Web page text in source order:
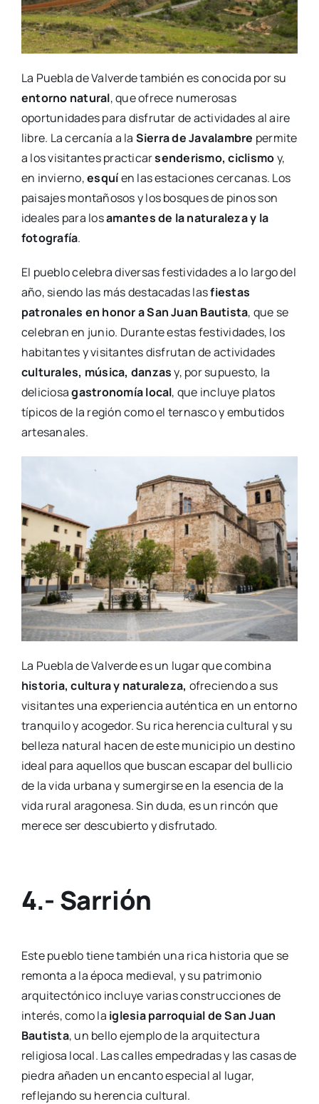
La Puebla de Valverde también es conocida por su
entorno natural, que ofrece numerosas
oportunidades para disfrutar de actividades al aire
libre. La cercanía a la Sierra de Javalambre permite
a los visitantes practicarsenderismo, ciclismoy,
en invierno,esquíen las estaciones cercanas. Los
paisajes montañosos y los bosques de pinos son
ideales para losamantes de la naturaleza y la
fotografía.
El pueblo celebra diversas festividades a lo largo del
año, siendo las más destacadas lasfiestas
patronales en honor a San Juan Bautista, que se
celebran en junio. Durante estas festividades, los
habitantes y visitantes disfrutan de actividades
culturales, música, danzasy, por supuesto, la
deliciosagastronomía local, que incluye platos
típicos de la región como el ternasco y embutidos
artesanales.
La Puebla de Valverde es un lugar que combina
historia, cultura y naturaleza, ofreciendo a sus
visitantes una experiencia auténtica en un entorno
tranquilo y acogedor. Su rica herencia cultural y su
belleza natural hacen de este municipio un destino
ideal para aquellos que buscan escapar del bullicio
de la vida urbana y sumergirse en la esencia de la
vida rural aragonesa. Sin duda, es un rincón que
merece ser descubierto y disfrutado.
4.- Sarrión
Este pueblo tiene también una rica historia que se
remonta a la época medieval, y su patrimonio
arquitectónico incluye varias construcciones de
interés, como la iglesia parroquial de San Juan
Bautista, un bello ejemplo de la arquitectura
religiosa local. Las calles empedradas y las casas de
piedra añaden un encanto especial al lugar,
reflejando su herencia cultural.